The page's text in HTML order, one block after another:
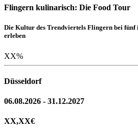
Flingern kulinarisch: Die Food Tour
Die Kultur des Trendviertels Flingern bei
erleben
XX%
Düsseldorf
06.08.2026 - 31.12.2027
XX,XX€